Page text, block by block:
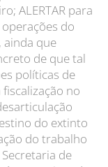
ALERTAR para
do
ainda que
de que tal
políticas de
no
do extinto
do trabalho
de